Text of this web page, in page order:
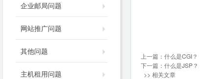
企业邮局问题
网站推广问题
其他问题
主机租用问题
上一篇： 什么是CGI？
下一篇： 什么是JSP？
>> 相关文章